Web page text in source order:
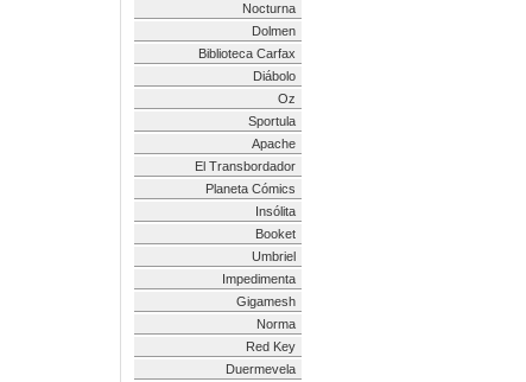
Nocturna
Dolmen
Biblioteca Carfax
Diábolo
Oz
Sportula
Apache
El Transbordador
Planeta Cómics
Insólita
Booket
Umbriel
Impedimenta
Gigamesh
Norma
Red Key
Duermevela